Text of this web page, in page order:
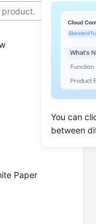
You can
between
Paper